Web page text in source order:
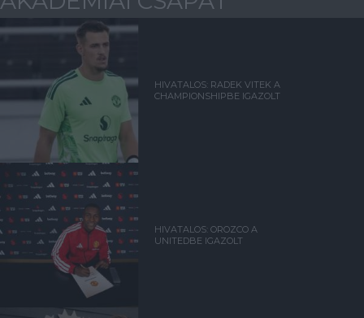
HIVATALOS: RADEK VITEK A
CHAMPIONSHIPBE IGAZOLT
HIVATALOS: OROZCO A
UNITEDBE IGAZOLT